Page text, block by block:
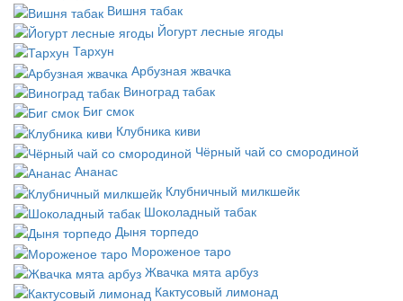
Вишня табак
Йогурт лесные ягоды
Тархун
Арбузная жвачка
Виноград табак
Биг смок
Клубника киви
Чёрный чай со смородиной
Ананас
Клубничный милкшейк
Шоколадный табак
Дыня торпедо
Мороженое таро
Жвачка мята арбуз
Кактусовый лимонад